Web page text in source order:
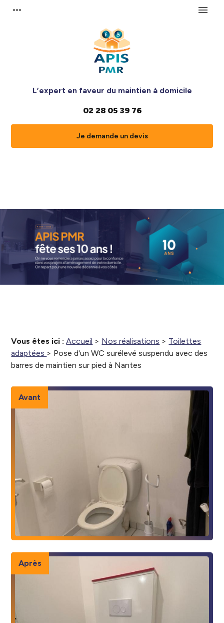
more_horiz menu
L’expert en faveur du maintien à domicile
02 28 05 39 76
Je demande un devis
Vous êtes ici :Accueil > Nos réalisations > Toilettes
adaptées > Pose d'un WC surélevé suspendu avec des
barres de maintien sur pied à Nantes
Avant
Après